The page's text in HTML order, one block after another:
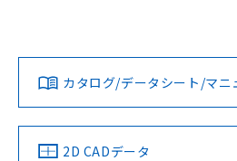
ダウンロードデータをご利用いただ
みください。
ソフトウェアの使用条件
対応済み
中国 RoHS 注意事項・凡例
LR型式承認
（イギリス
船舶規格）
DNV型式承認
（ノルウェー
カタログ/データシート/マニ
2D CADデータ